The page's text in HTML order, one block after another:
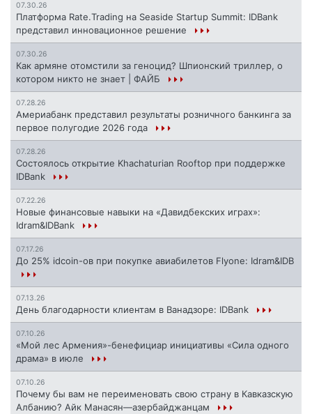
07.30.26
Платформа Rate.Trading на Seaside Startup Summit: IDBank
представил инновационное решение
07.30.26
Как армяне отомстили за геноцид? Шпионский триллер, о
котором никто не знает | ФАЙБ
07.28.26
Америабанк представил результаты розничного банкинга за
первое полугодие 2026 года
07.28.26
Состоялось открытие Khachaturian Rooftop при поддержке
IDBank
07.22.26
Новые финансовые навыки на «Давидбекских играх»:
Idram&IDBank
07.17.26
До 25% idcoin-ов при покупке авиабилетов Flyone: Idram&IDB
07.13.26
День благодарности клиентам в Ванадзоре: IDBank
07.10.26
«Мой лес Армения»-бенефициар инициативы «Сила одного
драма» в июле
07.10.26
Почему бы вам не переименовать свою страну в Кавказскую
Албанию? Айк Манасян—азербайджанцам